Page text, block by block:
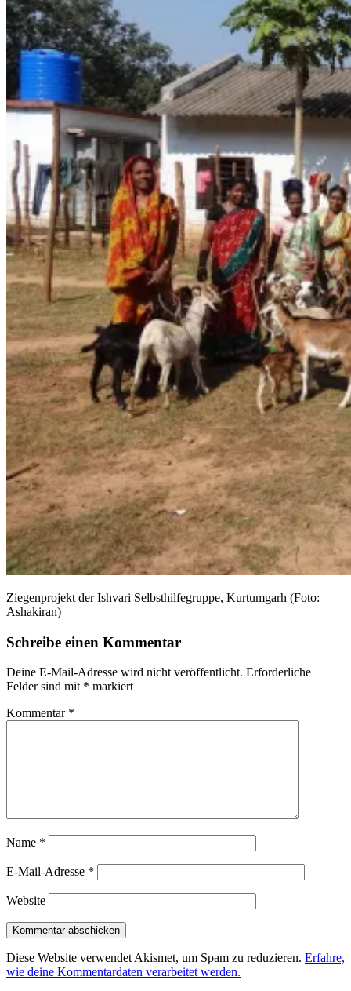
Zie­gen­pro­jekt der Ish­va­ri Selbst­hil­fe­grup­pe, Kurt­um­garh (Foto:
Ashakiran)
Schreibe einen Kommentar
Deine E-Mail-Adresse wird nicht veröffentlicht. Erforderliche
Felder sind mit * markiert
Kommentar *
Name *
E-Mail-Adresse *
Website
Diese Website verwendet Akismet, um Spam zu reduzieren. Erfahre,
wie deine Kommentardaten verarbeitet werden.